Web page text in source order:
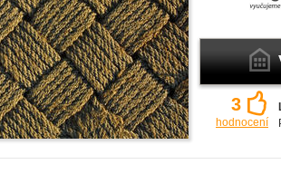
3
hodnocení